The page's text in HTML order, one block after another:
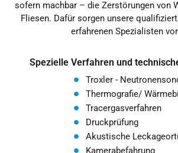
sofern machbar – die Zerstörungen von
Fliesen. Dafür sorgen unsere
erfahrenen Spezialisten
Spezielle Verfahren und
Troxler -
Thermografie/
Tracergasverfahren
Druckprüfung
Akustische
Kamerabefahrung